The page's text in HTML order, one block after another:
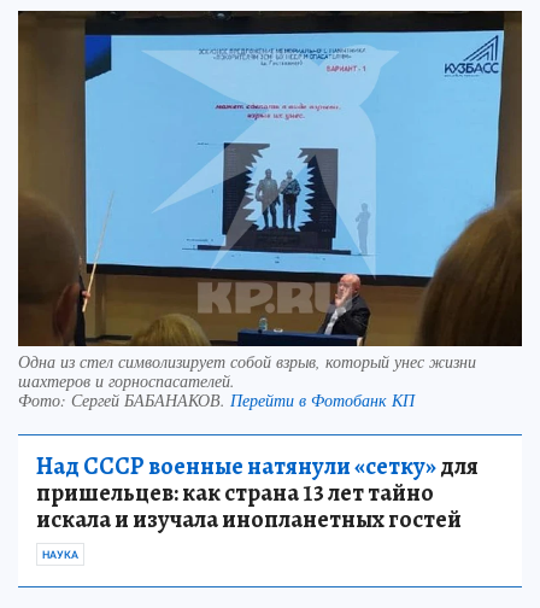
Одна из стел символизирует собой взрыв, который унес жизни
шахтеров и горноспасателей.
Фото: Сергей БАБАНАКОВ. Перейти в Фотобанк КП
Над СССР военные натянули «сетку»для
пришельцев: как страна 13 лет тайно
искала и изучала инопланетных гостей
НАУКА